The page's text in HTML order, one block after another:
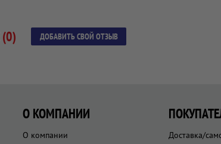
(0) ДОБАВИТЬ СВОЙ ОТЗЫВ
О КОМПАНИИ
О компании
Доставка/